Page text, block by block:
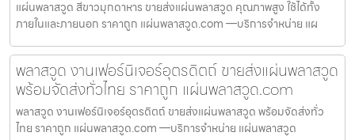
แผ่นพลาสวูด สีขาวมุกดาหาร ขายส่งแผ่นพลาสวูด คุณภาพสูง ใช้ได้ทั้ง
ภายในและภายนอก ราคาถูก แผ่นพลาสวูด.com —บริการจำหน่าย แผ
พลาสวูด งานเฟอร์นิเจอร์อุตรดิตถ์ ขายส่งแผ่นพลาสวูด
พร้อมจัดส่งทั่วไทย ราคาถูก แผ่นพลาสวูด.com
พลาสวูด งานเฟอร์นิเจอร์อุตรดิตถ์ ขายส่งแผ่นพลาสวูด พร้อมจัดส่งทั่ว
ไทย ราคาถูก แผ่นพลาสวูด.com —บริการจำหน่าย แผ่นพลาสวูด